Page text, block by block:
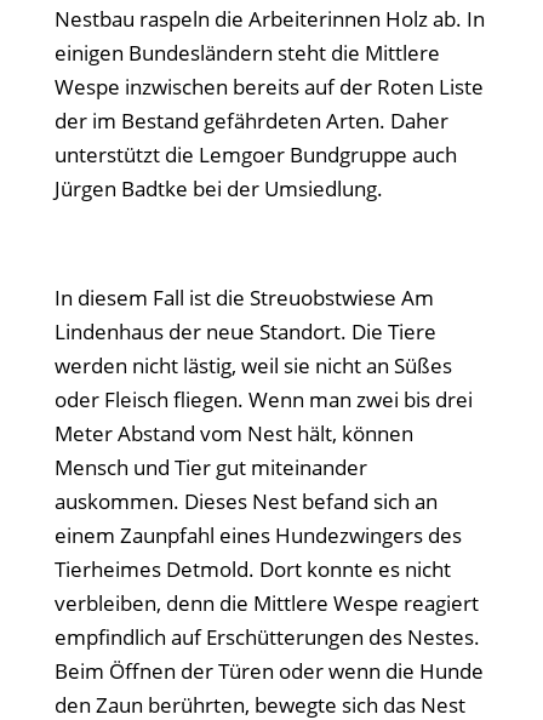
Nestbau raspeln die Arbeiterinnen Holz ab. In
einigen Bundesländern steht die Mittlere
Wespe inzwischen bereits auf der Roten Liste
der im Bestand gefährdeten Arten. Daher
unterstützt die Lemgoer Bundgruppe auch
Jürgen Badtke bei der Umsiedlung.
In diesem Fall ist die Streuobstwiese Am
Lindenhaus der neue Standort. Die Tiere
werden nicht lästig, weil sie nicht an Süßes
oder Fleisch fliegen. Wenn man zwei bis drei
Meter Abstand vom Nest hält, können
Mensch und Tier gut miteinander
auskommen. Dieses Nest befand sich an
einem Zaunpfahl eines Hundezwingers des
Tierheimes Detmold. Dort konnte es nicht
verbleiben, denn die Mittlere Wespe reagiert
empfindlich auf Erschütterungen des Nestes.
Beim Öffnen der Türen oder wenn die Hunde
den Zaun berührten, bewegte sich das Nest